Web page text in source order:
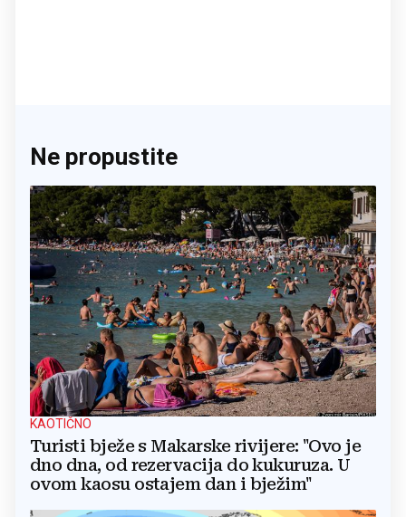
Ne propustite
KAOTIČNO
Turisti bježe s Makarske rivijere: "Ovo je
dno dna, od rezervacija do kukuruza. U
ovom kaosu ostajem dan i bježim"